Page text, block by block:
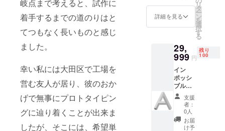
岐点まで考えると、試作に
着手するまでの道のりはと
てつもなく長いものと感じ
ました。
幸い私には大田区で工場を
営む友人が居り、彼のおか
げで無事にプロトタイピン
グに辿り着くことが出来ま
したが、そこには、希望単
め、ハ
ンコが
も無く
なりま
す。 ス
タンド
高：約
70mm
画像は
実物と
若干異
なる場
合があ
う際な
どに用
いられ
る部品
路と呼
ばれる
空気
（また
はガ
ス）の
通る管
を複数
持つ構
造に
なって
詳細を見る
リ
タ
ー
ン
を
選
択
す
る
29,
999 円
残り
100
イン
ポッシ
ブル立
体「A」
（ステ
ンレス
製） 不
可能立
支援
者：
0人
お届
け予